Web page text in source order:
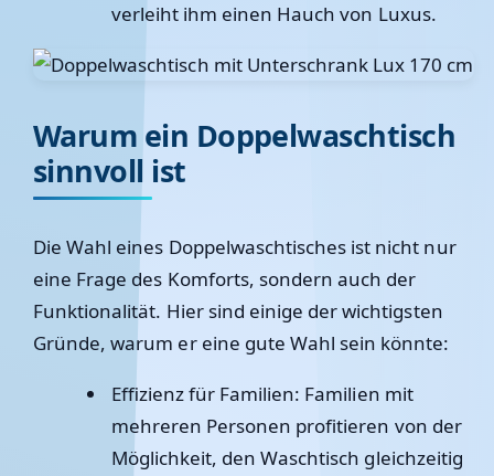
verleiht ihm einen Hauch von Luxus.
Warum ein Doppelwaschtisch
sinnvoll ist
Die Wahl eines Doppelwaschtisches ist nicht nur
eine Frage des Komforts, sondern auch der
Funktionalität. Hier sind einige der wichtigsten
Gründe, warum er eine gute Wahl sein könnte:
Effizienz für Familien: Familien mit
mehreren Personen profitieren von der
Möglichkeit, den Waschtisch gleichzeitig